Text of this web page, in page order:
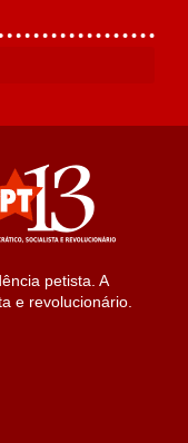
petista. A
e revolucionário.